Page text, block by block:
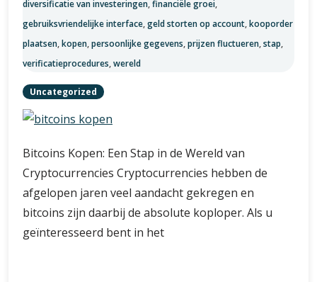
diversificatie van investeringen,financiële groei,
gebruiksvriendelijke interface,geld storten op account,kooporder
plaatsen,kopen,persoonlijke gegevens,prijzen fluctueren,stap,
verificatieprocedures,wereld
Uncategorized
Bitcoins Kopen: Een Stap in de Wereld van
Cryptocurrencies Cryptocurrencies hebben de
afgelopen jaren veel aandacht gekregen en
bitcoins zijn daarbij de absolute koploper. Als u
geïnteresseerd bent in het